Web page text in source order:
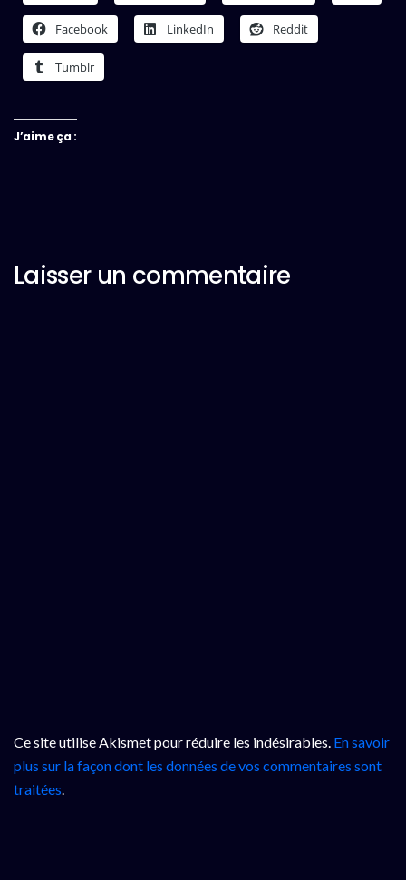
Facebook LinkedIn Reddit
Tumblr
J’aime ça :
Laisser un commentaire
Ce site utilise Akismet pour réduire les indésirables. En savoir
plus sur la façon dont les données de vos commentaires sont
traitées.